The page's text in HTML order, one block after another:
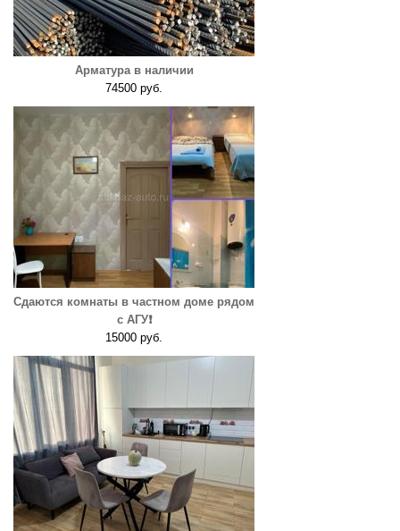
Арматура в наличии
74500 руб.
Сдаются комнаты в частном доме рядом
с АГУ❗️
15000 руб.